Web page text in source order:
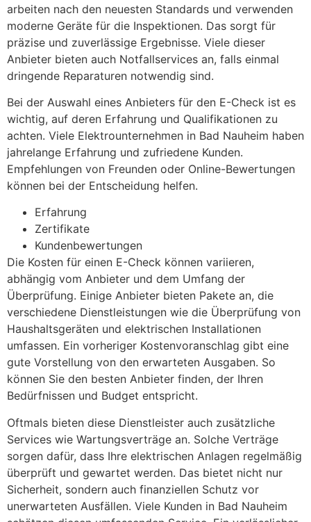
arbeiten nach den neuesten Standards und verwenden
moderne Geräte für die Inspektionen. Das sorgt für
präzise und zuverlässige Ergebnisse. Viele dieser
Anbieter bieten auch Notfallservices an, falls einmal
dringende Reparaturen notwendig sind.
Bei der Auswahl eines Anbieters für den E-Check ist es
wichtig, auf deren Erfahrung und Qualifikationen zu
achten. Viele Elektrounternehmen in Bad Nauheim haben
jahrelange Erfahrung und zufriedene Kunden.
Empfehlungen von Freunden oder Online-Bewertungen
können bei der Entscheidung helfen.
Erfahrung
Zertifikate
Kundenbewertungen
Die Kosten für einen E-Check können variieren,
abhängig vom Anbieter und dem Umfang der
Überprüfung. Einige Anbieter bieten Pakete an, die
verschiedene Dienstleistungen wie die Überprüfung von
Haushaltsgeräten und elektrischen Installationen
umfassen. Ein vorheriger Kostenvoranschlag gibt eine
gute Vorstellung von den erwarteten Ausgaben. So
können Sie den besten Anbieter finden, der Ihren
Bedürfnissen und Budget entspricht.
Oftmals bieten diese Dienstleister auch zusätzliche
Services wie Wartungsverträge an. Solche Verträge
sorgen dafür, dass Ihre elektrischen Anlagen regelmäßig
überprüft und gewartet werden. Das bietet nicht nur
Sicherheit, sondern auch finanziellen Schutz vor
unerwarteten Ausfällen. Viele Kunden in Bad Nauheim